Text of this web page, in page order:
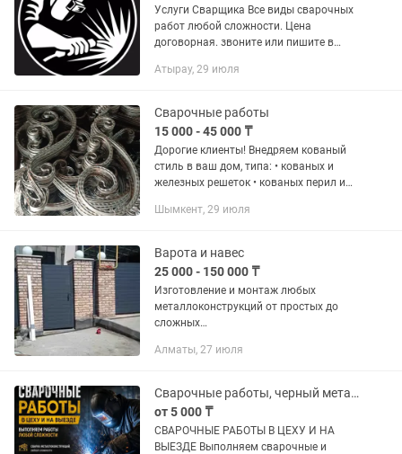
Услуги Сварщика Все виды сварочных
работ любой сложности. Цена
договорная. звоните или пишите в
Калитки Перила Навес Топчан Решетки
Атырау, 29 июля
Сварочные работы
15 000 - 45 000 ₸
Дорогие клиенты! Внедряем кованый
стиль в ваш дом, типа: • кованых и
железных решеток • кованых перил и
железные ограждения с коваными
Шымкент, 29 июля
Варота и навес
25 000 - 150 000 ₸
Изготовление и монтаж любых
металлоконструкций от простых до
сложных
озырьки, лестницы и многое другое
клиенту индивидуальный...
Алматы, 27 июля
Сварочные работы, черный металл и нержавейка
от 5 000 ₸
СВАРОЧНЫЕ РАБОТЫ В ЦЕХУ И НА
ВЫЕЗДЕ Выполняем сварочные и